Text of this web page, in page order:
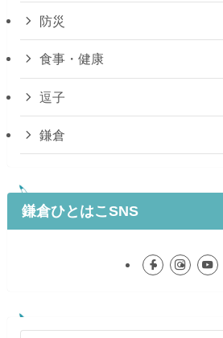
防災
食事・健康
逗子
鎌倉
鎌倉ひとはこSNS